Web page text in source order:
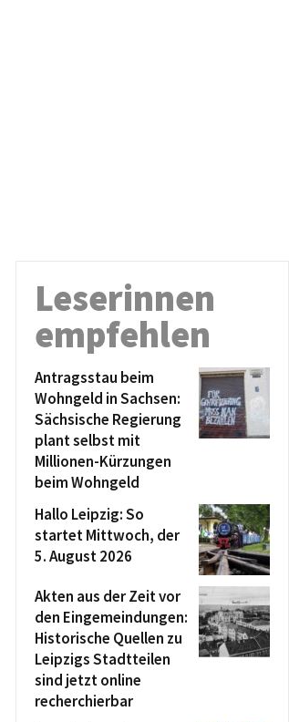
Leserinnen
empfehlen
Antragsstau beim
Wohngeld in Sachsen:
Sächsische Regierung
plant selbst mit
Millionen-Kürzungen
beim Wohngeld
Hallo Leipzig: So
startet Mittwoch, der
5. August 2026
Akten aus der Zeit vor
den Eingemeindungen:
Historische Quellen zu
Leipzigs Stadtteilen
sind jetzt online
recherchierbar